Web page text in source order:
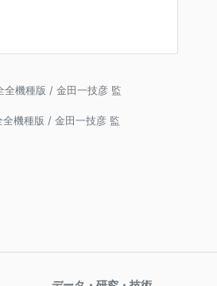
機種版 / 金田一技彦 監
機種版 / 金田一技彦 監